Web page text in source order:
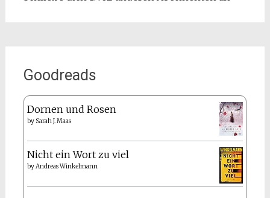
Goodreads
Dornen und Rosen
by Sarah J. Maas
Nicht ein Wort zu viel
byAndreas Winkelmann